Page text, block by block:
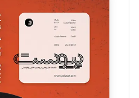
سروش کرمیان
تحریریه
مینا پاکدل